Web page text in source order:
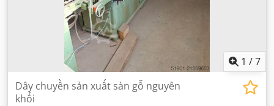
1 /7
Dây chuyền sản xuất sàn gỗ nguyên
khối